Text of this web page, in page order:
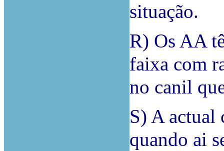
situação.
R) Os AA
faixa com
no canil
S) A actual
quando ai